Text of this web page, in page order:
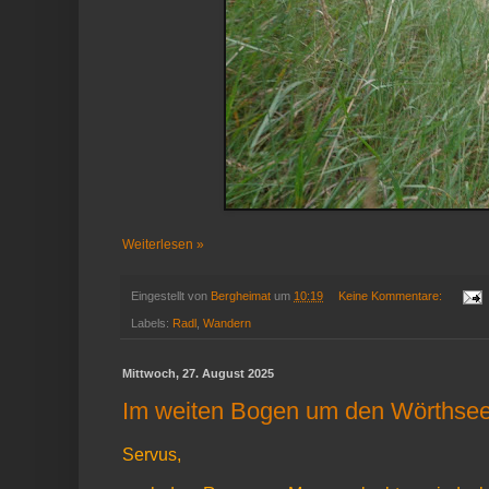
Weiterlesen »
Eingestellt von Bergheimat um 10:19 Keine Kommentare:
Labels: Radl Wandern
Mittwoch, 27. August 2025
Im weiten Bogen um den
Servus,